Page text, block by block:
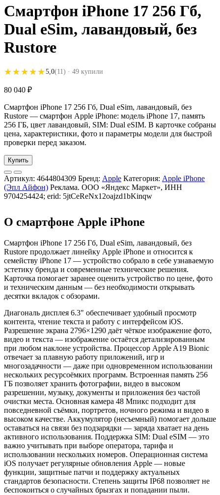
Смартфон iPhone 17 256 Гб,
Dual eSim, лавандовый, без
Rustore
★★★★★
★★★★★5,0(11) · 49 купили
80 040 ₽
Смартфон iPhone 17 256 Гб, Dual eSim, лавандовый, без
Rustore — смартфон Apple iPhone: модель iPhone 17, память
256 ГБ, цвет лавандовый, SIM: Dual eSIM. В карточке собраны
цена, характеристики, фото и параметры модели для быстрой
проверки перед заказом.
Купить
Артикул: 4644804309 Бренд: Apple Категория: Apple iPhone
(Эпл Айфон) Реклама. ООО «Яндекс Маркет», ИНН
9704254424; erid: 5jtCeReNx12oajzd1bKinqw
О смартфоне Apple iPhone
Смартфон iPhone 17 256 Гб, Dual eSim, лавандовый, без
Rustore продолжает линейку Apple iPhone и относится к
семейству iPhone 17 — устройство собрало в себе узнаваемую
эстетику бренда и современные технические решения.
Карточка помогает заранее оценить устройство по цене, фото
и техническим данным — без необходимости открывать
десятки вкладок с обзорами.
Диагональ дисплея 6.3" обеспечивает удобный просмотр
контента, чтение текста и работу с интерфейсом iOS.
Разрешение экрана 2796×1290 даёт чёткое изображение фото,
видео и текста — изображение остаётся детализированным
при любом наклоне устройства. Процессор Apple A19 Bionic
отвечает за плавную работу приложений, игр и
многозадачности — даже при одновременном использовании
нескольких ресурсоёмких программ. Встроенная память 256
ГБ позволяет хранить фотографии, видео в высоком
разрешении, музыку, документы и приложения без частой
очистки места. Основная камера 48 Мпикс подходит для
повседневной съёмки, портретов, ночного режима и видео в
высоком качестве. Аккумулятор (несъемный) помогает дольше
оставаться на связи без подзарядки — заряда хватает на день
активного использования. Поддержка SIM: Dual eSIM — это
важно учитывать при выборе оператора, тарифа и
использовании нескольких номеров. Операционная система
iOS получает регулярные обновления Apple — новые
функции, защитные патчи и поддержку актуальных
стандартов безопасности. Степень защиты IP68 позволяет не
беспокоиться о случайных брызгах и попадании пыли.